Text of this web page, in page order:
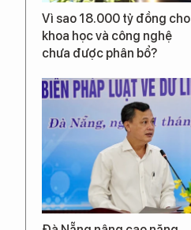
Vì sao 18.000 tỷ đồng cho
khoa học và công nghệ
chưa được phân bổ?